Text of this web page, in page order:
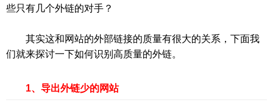
些只有几个外链的对手？
其实这和网站的外部链接的质量有很大的关系，下面我
们就来探讨一下如何识别高质量的外链。
1、导出外链少的网站